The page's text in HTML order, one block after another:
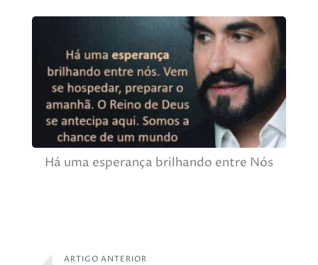
Há uma esperança brilhando entre Nós
ARTIGO ANTERIOR